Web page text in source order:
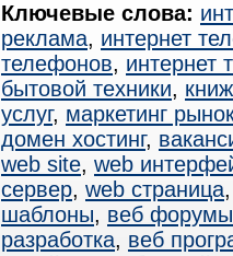
Ключевые слова:
реклама, интернет
телефонов, интернет
бытовой техники,
услуг, маркетинг
домен хостинг,
web site, web
сервер, web страница
шаблоны, веб форумы
разработка, веб